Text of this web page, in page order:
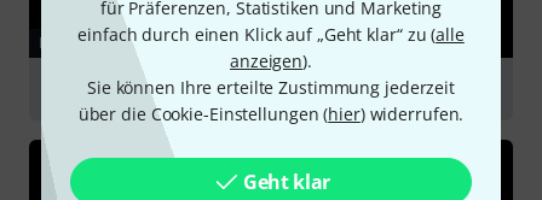
für Präferenzen, Statistiken und Marketing
einfach durch einen Klick auf „Geht klar“ zu (alle
anzeigen).
Sie können Ihre erteilte Zustimmung jederzeit
über die Cookie-Einstellungen (hier) widerrufen.
Geht klar
RATGEBER
Großmembranmikrofone